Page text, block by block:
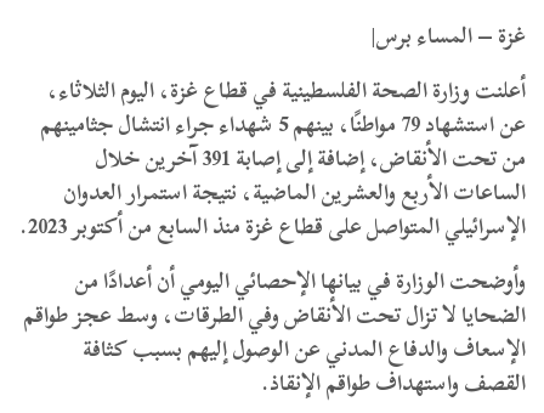
غزة – المساء برس|
أعلنت وزارة الصحة الفلسطينية في قطاع غزة، اليوم الثلاثاء،
عن استشهاد 79 مواطنًا، بينهم 5 شهداء جراء انتشال جثامينهم
من تحت الأنقاض، إضافة إلى إصابة 391 آخرين خلال
الساعات الأربع والعشرين الماضية، نتيجة استمرار العدوان
الإسرائيلي المتواصل على قطاع غزة منذ السابع من أكتوبر 2023.
وأوضحت الوزارة في بيانها الإحصائي اليومي أن أعدادًا من
الضحايا لا تزال تحت الأنقاض وفي الطرقات، وسط عجز طواقم
الإسعاف والدفاع المدني عن الوصول إليهم بسبب كثافة
القصف واستهداف طواقم الإنقاذ.